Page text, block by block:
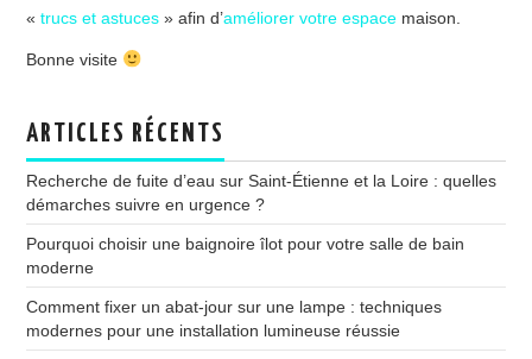
«trucs et astuces » afin d’améliorer votre espace maison.
Bonne visite
ARTICLES RÉCENTS
Recherche de fuite d’eau sur Saint-Étienne et la Loire : quelles
démarches suivre en urgence ?
Pourquoi choisir une baignoire îlot pour votre salle de bain
moderne
Comment fixer un abat-jour sur une lampe : techniques
modernes pour une installation lumineuse réussie